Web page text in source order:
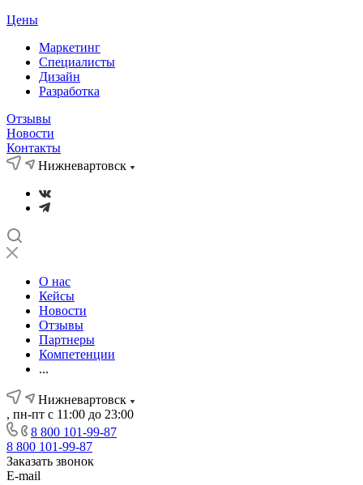
Цены
Маркетинг
Специалисты
Дизайн
Разработка
Отзывы
Новости
Контакты
Нижневартовск
О нас
Кейсы
Новости
Отзывы
Партнеры
Компетенции
...
Нижневартовск
, пн-пт с 11:00 до 23:00
8 800 101-99-87
8 800 101-99-87
Заказать звонок
E-mail